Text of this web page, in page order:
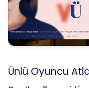
Ünlü Oyuncu